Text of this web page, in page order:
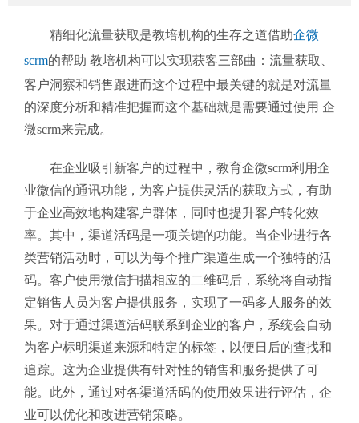
精细化流量获取是教培机构的生存之道借助企微
scrm的帮助 教培机构可以实现获客三部曲：流量获取、
客户洞察和销售跟进而这个过程中最关键的就是对流量
的深度分析和精准把握而这个基础就是需要通过使用 企
微scrm来完成。
在企业吸引新客户的过程中，教育企微scrm利用企
业微信的通讯功能，为客户提供灵活的获取方式，有助
于企业高效地构建客户群体，同时也提升客户转化效
率。其中，渠道活码是一项关键的功能。当企业进行各
类营销活动时，可以为每个推广渠道生成一个独特的活
码。客户使用微信扫描相应的二维码后，系统将自动指
定销售人员为客户提供服务，实现了一码多人服务的效
果。对于通过渠道活码联系到企业的客户，系统会自动
为客户标明渠道来源和特定的标签，以便日后的查找和
追踪。这为企业提供有针对性的销售和服务提供了可
能。此外，通过对各渠道活码的使用效果进行评估，企
业可以优化和改进营销策略。